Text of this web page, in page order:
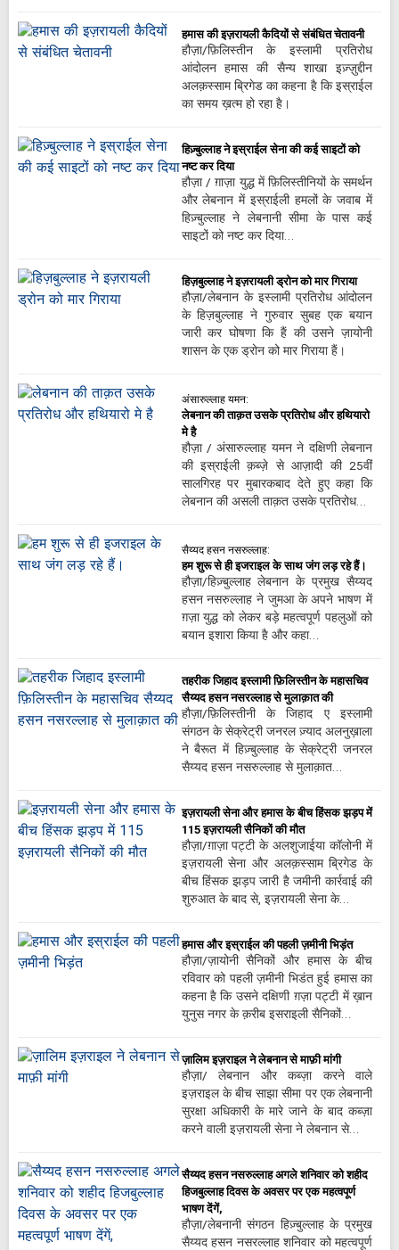
हमास की इज़रायली कैदियों से संबंधित चेतावनी
हौज़ा/फ़िलिस्तीन के इस्लामी प्रतिरोध
आंदोलन हमास की सैन्य शाखा इज़्ज़ुद्दीन
अलक़स्साम ब्रिगेड का कहना है कि इस्राईल
का समय ख़त्म हो रहा है।
हिज़्बुल्लाह ने इस्राईल सेना की कई साइटों को
नष्ट कर दिया
हौज़ा / ग़ाज़ा युद्ध में फ़िलिस्तीनियों के समर्थन
और लेबनान में इस्राईली हमलों के जवाब में
हिज़्बुल्लाह ने लेबनानी सीमा के पास कई
साइटों को नष्ट कर दिया…
हिज़बुल्लाह ने इज़रायली ड्रोन को मार गिराया
हौज़ा/लेबनान के इस्लामी प्रतिरोध आंदोलन
के हिज़बुल्लाह ने गुरुवार सुबह एक बयान
जारी कर घोषणा कि हैं की उसने ज़ायोनी
शासन के एक ड्रोन को मार गिराया हैं।
अंसारुल्लाह यमन:
लेबनान की ताक़त उसके प्रतिरोध और हथियारो
मे है
हौज़ा / अंसारुल्लाह यमन ने दक्षिणी लेबनान
की इस्राईली क़ब्ज़े से आज़ादी की 25वीं
सालगिरह पर मुबारकबाद देते हुए कहा कि
लेबनान की असली ताक़त उसके प्रतिरोध…
सैय्यद हसन नसरुल्लाह:
हम शुरू से ही इजराइल के साथ जंग लड़ रहे हैं।
हौज़ा/हिज़्बुल्लाह लेबनान के प्रमुख सैय्यद
हसन नसरुल्लाह ने जुमआ के अपने भाषण में
ग़ज़ा युद्ध को लेकर बड़े महत्वपूर्ण पहलुओं को
बयान इशारा किया है और कहा…
तहरीक जिहाद इस्लामी फ़िलिस्तीन के महासचिव
सैय्यद हसन नसरल्लाह से मुलाक़ात की
हौज़ा/फ़िलिस्तीनी के जिहाद ए इस्लामी
संगठन के सेक्रेट्री जनरल ज़्याद अलनुख़ाला
ने बैरूत में हिज़्बुल्लाह के सेक्रेट्री जनरल
सैय्यद हसन नसरुल्लाह से मुलाक़ात…
इज़रायली सेना और हमास के बीच हिंसक झड़प में
115 इज़रायली सैनिकों की मौत
हौज़ा/ग़ाज़ा पट्टी के अलशुजाईया कॉलोनी में
इज़रायली सेना और अलक़स्साम ब्रिगेड के
बीच हिंसक झड़प जारी है जमीनी कार्रवाई की
शुरुआत के बाद से, इज़रायली सेना के…
हमास और इस्राईल की पहली ज़मीनी भिड़ंत
हौज़ा/ज़ायोनी सैनिकों और हमास के बीच
रविवार को पहली ज़मीनी भिडंत हुई हमास का
कहना है कि उसने दक्षिणी ग़ज़ा पट्टी में ख़ान
युनुस नगर के क़रीब इसराइली सैनिकों…
ज़ालिम इज़राइल ने लेबनान से माफ़ी मांगी
हौज़ा/ लेबनान और कब्ज़ा करने वाले
इज़राइल के बीच साझा सीमा पर एक लेबनानी
सुरक्षा अधिकारी के मारे जाने के बाद कब्ज़ा
करने वाली इज़रायली सेना ने लेबनान से…
सैय्यद हसन नसरुल्लाह अगले शनिवार को शहीद
हिजबुल्लाह दिवस के अवसर पर एक महत्वपूर्ण
भाषण देंगें,
हौज़ा/लेबनानी संगठन हिज़्बुल्लाह के प्रमुख
सैय्यद हसन नसरल्लाह शनिवार को महत्वपूर्ण